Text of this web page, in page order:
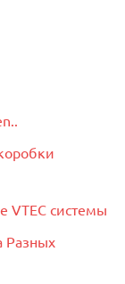
VTEC системы
Разных